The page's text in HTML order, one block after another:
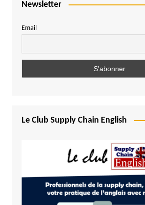
Newsletter
Email
Le Club Supply Chain English